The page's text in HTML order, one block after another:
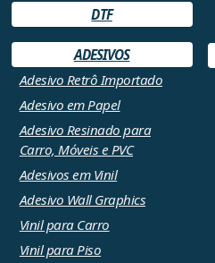
DTF
ADESIVOS
Adesivo Retrô Importado
Adesivo em Papel
Adesivo Resinado para
Carro, Móveis e PVC
Adesivos em Vinil
Adesivo Wall Graphics
Vinil para Carro
Vinil para Piso